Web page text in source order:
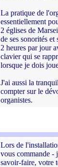
La pratique de
essentiellement
2 églises de
de ses sonorités
2 heures par jour
clavier qui se
lorsque je dois
J'ai aussi la
compter sur le
organistes.
Lors de
vous commande -
savoir-faire, votre